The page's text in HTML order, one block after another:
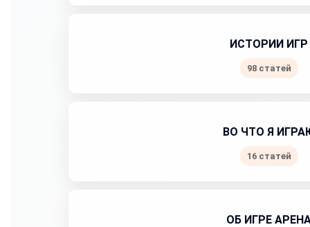
ИСТОРИИ ИГР
98 статей
ВО ЧТО Я
16 статей
ОБ ИГРЕ